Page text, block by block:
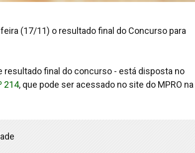
(17/11) o resultado final do Concurso para
final do concurso - está disposta no
214, que pode ser acessado no site do MPRO na